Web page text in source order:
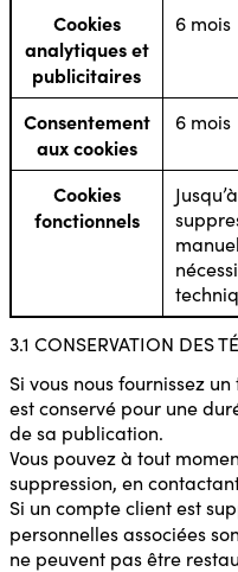
Cookies
analytiques et
publicitaires
6 mois
Consentement
aux cookies
6 mois
Cookies
fonctionnels
Jusqu’à
3.1 CONSERVATION DES
Si vous nous fournissez
est conservé pour une
de sa publication.
Vous pouvez à tout
suppression, en
Si un compte client est
personnelles associées
ne peuvent pas être